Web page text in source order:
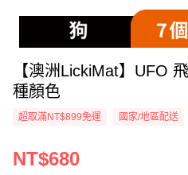
【澳洲LickiMat】UFO
種顏色
超取滿NT$899免運 國家/地區配送
NT$680